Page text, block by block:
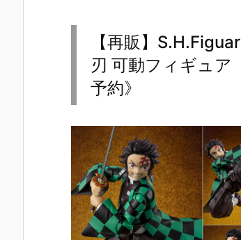
【再販】
刃 可動フィギュ
予約》